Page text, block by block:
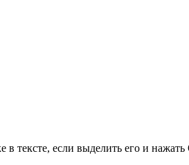
тексте, если выделить его и нажать